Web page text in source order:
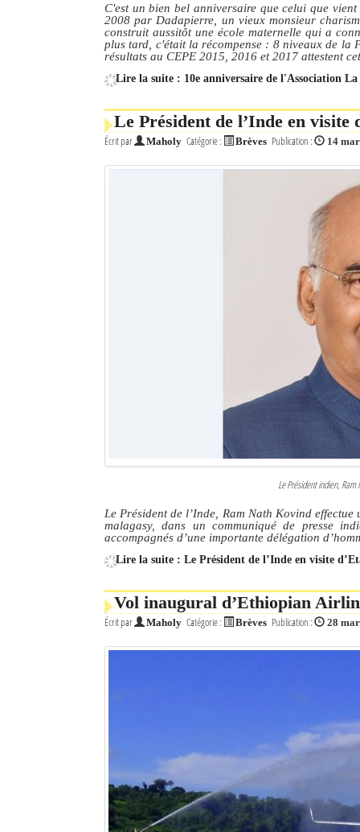
C'est un bien bel anniversaire que celui que
2008 par Dadapierre, un vieux monsieur
construit aussitôt une école maternelle qui a
plus tard, c'était la récompense : 8 niveaux de la
résultats au CEPE 2015, 2016 et 2017 attestent
Lire la suite : 10e anniversaire de l'Association
Le Président de l’Inde en visite
Écrit par Maholy Catégorie : Brèves Publication : 14
Le Président indien,
Le Président de l’Inde, Ram Nath Kovind
malagasy, dans un communiqué de presse
accompagnés d’une importante délégation
Lire la suite : Le Président de l’Inde en visite
Vol inaugural d’Ethiopian
Écrit par Maholy Catégorie : Brèves Publication : 28